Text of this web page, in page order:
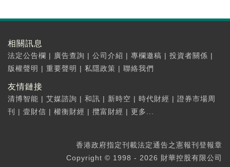
相關訊息
法定公告欄 | 廣告查詢 | 公司介紹 | 專欄邀稿 | 投資者關係 |
版權聲明 | 重要聲明 | 私隱政策 | 聯絡我們
友情鏈接
清博智能 | 艾媒諮詢 | 和訊 | 新時空 | 時代財經 | 證券市場周
刊
| 壹財信 | 權衡財經 | 攬富財經 | 更多...
香港政府指定刊載法定通告之憲報刊登報章
Copyright © 1998 - 2026 財華控股有限公司